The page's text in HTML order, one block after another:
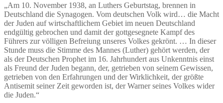
„Am 10. November 1938, an Luthers Geburtstag, brennen in
Deutschland die Synagogen. Vom deutschen Volk wird… die Macht
der Juden auf wirtschaftlichem Gebiet im neuen Deutschland
endgültig gebrochen und damit der gottgesegnete Kampf des
Führers zur völligen Befreiung unseres Volkes gekrönt. … In dieser
Stunde muss die Stimme des Mannes (Luther) gehört werden, der
als der Deutschen Prophet im 16. Jahrhundert aus Unkenntnis einst
als Freund der Juden begann, der, getrieben von seinem Gewissen,
getrieben von den Erfahrungen und der Wirklichkeit, der größte
Antisemit seiner Zeit geworden ist, der Warner seines Volkes wider
die Juden.“